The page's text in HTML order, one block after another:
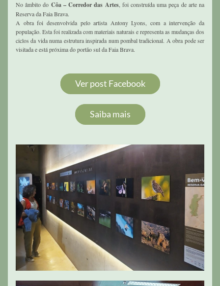
No âmbito do Côa – Corredor das Artes, foi construída uma peça de arte na
Reserva da Faia Brava.
A obra foi desenvolvida pelo artista Antony Lyons, com a intervenção da
população. Esta foi realizada com materiais naturais e representa as mudanças dos
ciclos da vida numa estrutura inspirada num pombal tradicional. A obra pode ser
visitada e está próxima do portão sul da Faia Brava.
Ver post Facebook
Saiba mais